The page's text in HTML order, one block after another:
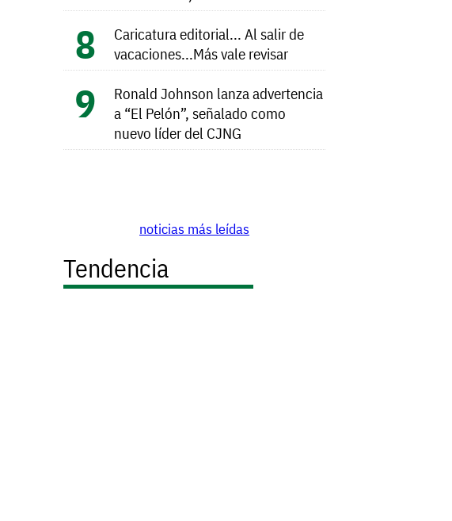
Caricatura editorial... Al salir de
vacaciones...Más vale revisar
Ronald Johnson lanza advertencia
a “El Pelón”, señalado como
nuevo líder del CJNG
noticias más leídas
Tendencia